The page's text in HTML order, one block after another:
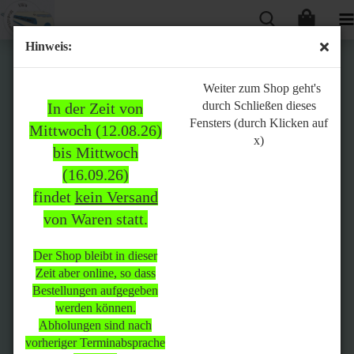
Hinweis:
In der Zeit von
Mittwoch (12.08.26)
bis Mittwoch
(16.09.26)
findet kein Versand
von Waren statt.
Der Shop bleibt in dieser
Zeit aber online, so dass
Bestellungen aufgegeben
werden können.
Abholungen sind nach
vorheriger Terminabsprache
Weiter zum Shop geht's
durch Schließen dieses
Fensters (durch Klicken auf
x)
Bitte
beachten:
In der Zeit von Mittwoch
(12.08.26) bis Mittwoch
(16.09.26)
statt.
Der Shop bleibt in dieser Zeit
aber online, so dass
Bestellungen aufgegeben
werden können.